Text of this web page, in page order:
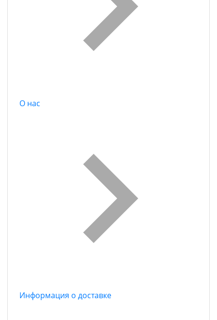
О нас
Информация о доставке